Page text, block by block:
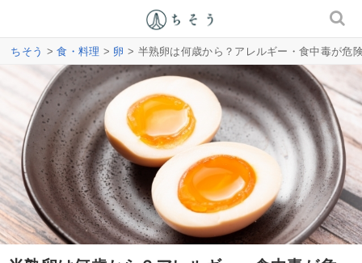
ちそう >食・料理 > 卵 > 半熟卵は何歳から？アレルギー・食中毒が危